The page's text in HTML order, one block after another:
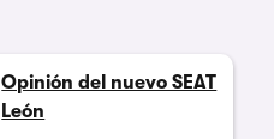
Opinión del nuevo SEAT
León